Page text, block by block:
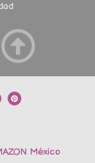
P
i
n
t
México